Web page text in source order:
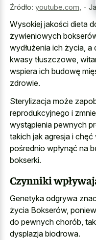
Źródło: youtube.com -
Wysokiej jakości dieta
żywieniowych
wydłużenia ich życia, a
kwasy tłuszczowe,
wspiera ich budowę
zdrowie.
Sterylizacja może
reprodukcyjnego i
wystąpienia pewnych
takich jak agresja i
pośrednio wpłynąć na
bokserki.
Czynniki
Genetyka odgrywa
życia Bokserów,
do pewnych chorób,
dysplazja biodrowa.